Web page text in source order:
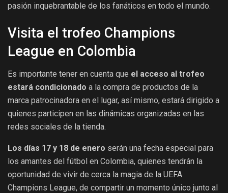
pasión inquebrantable de los fanáticos en todo el mundo.
Visita el trofeo Champions
League en Colombia
Es importante tener en cuenta que el acceso al trofeo
estará condicionado a la compra de productos de la
marca patrocinadora en el lugar, así mismo, estará dirigido a
quienes participen en las dinámicas organizadas en las
redes sociales de la tienda.
Los días 17 y 18 de enero serán una fecha especial para
los amantes del fútbol en Colombia, quienes tendrán la
oportunidad de vivir de cerca la magia de la UEFA
Champions League, de compartir un momento único junto al